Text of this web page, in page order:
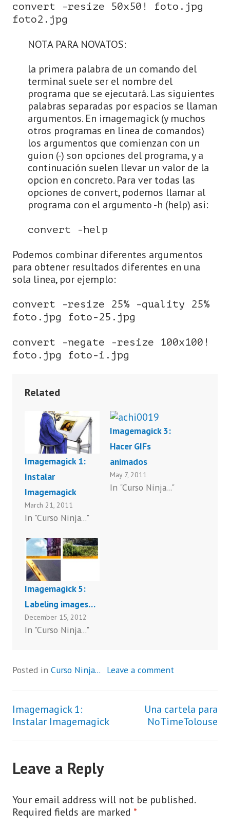
convert -resize 50x50! foto.jpg
foto2.jpg
NOTA PARA NOVATOS:
la primera palabra de un comando del
terminal suele ser el nombre del
programa que se ejecutará. Las siguientes
palabras separadas por espacios se llaman
argumentos. En imagemagick (y muchos
otros programas en linea de comandos)
los argumentos que comienzan con un
guion (-) son opciones del programa, y a
continuación suelen llevar un valor de la
opcion en concreto. Para ver todas las
opciones de convert, podemos llamar al
programa con el argumento -h (help) asi:
convert -help
Podemos combinar diferentes argumentos
para obtener resultados diferentes en una
sola linea, por ejemplo:
convert -resize 25% -quality 25%
foto.jpg foto-25.jpg
convert -negate -resize 100x100!
foto.jpg foto-i.jpg
Related
Imagemagick 1:
Instalar
Imagemagick
March 21, 2011
In "Curso Ninja..."
Imagemagick 3:
Hacer GIFs
animados
May 7, 2011
In "Curso Ninja..."
Imagemagick 5:
Labeling images…
December 15, 2012
In "Curso Ninja..."
Posted in Curso Ninja... Leave a comment
Post
Imagemagick 1:
Instalar Imagemagick
Una cartela para
NoTimeTolouse
Leave a Reply
Your email address will not be published.
Required fields are marked *